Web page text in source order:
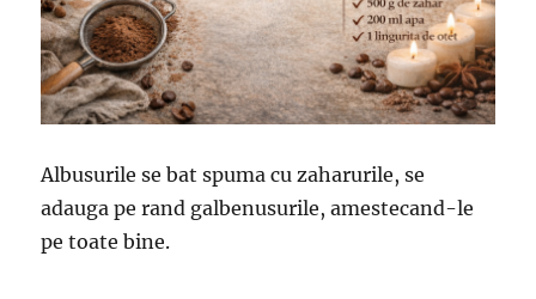
Albusurile se bat spuma cu zaharurile, se
adauga pe rand galbenusurile, amestecand-le
pe toate bine.